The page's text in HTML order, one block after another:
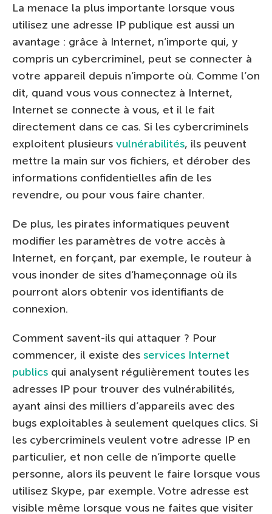
La menace la plus importante lorsque vous
utilisez une adresse IP publique est aussi un
avantage : grâce à Internet, n’importe qui, y
compris un cybercriminel, peut se connecter à
votre appareil depuis n’importe où. Comme l’on
dit, quand vous vous connectez à Internet,
Internet se connecte à vous, et il le fait
directement dans ce cas. Si les cybercriminels
exploitent plusieurs vulnérabilités, ils peuvent
mettre la main sur vos fichiers, et dérober des
informations confidentielles afin de les
revendre, ou pour vous faire chanter.
De plus, les pirates informatiques peuvent
modifier les paramètres de votre accès à
Internet, en forçant, par exemple, le routeur à
vous inonder de sites d’hameçonnage où ils
pourront alors obtenir vos identifiants de
connexion.
Comment savent-ils qui attaquer ? Pour
commencer, il existe des services Internet
publics qui analysent régulièrement toutes les
adresses IP pour trouver des vulnérabilités,
ayant ainsi des milliers d’appareils avec des
bugs exploitables à seulement quelques clics. Si
les cybercriminels veulent votre adresse IP en
particulier, et non celle de n’importe quelle
personne, alors ils peuvent le faire lorsque vous
utilisez Skype, par exemple. Votre adresse est
visible même lorsque vous ne faites que visiter